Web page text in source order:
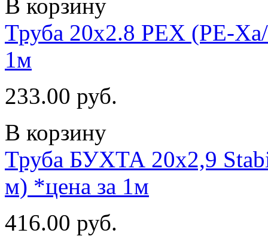
В корзину
Труба 20х2.8 PEX (PE-
1м
233.00 руб.
В корзину
Труба БУХТА 20x2,9
м) *цена за 1м
416.00 руб.